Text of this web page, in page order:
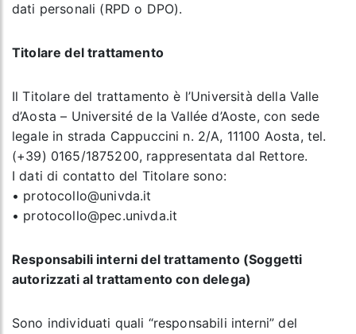
dati personali (RPD o DPO).
Titolare del trattamento
Il Titolare del trattamento è l’Università della Valle
d’Aosta – Université de la Vallée d’Aoste, con sede
legale in strada Cappuccini n. 2/A, 11100 Aosta, tel.
(+39) 0165/1875200, rappresentata dal Rettore.
I dati di contatto del Titolare sono:
• protocollo@univda.it
• protocollo@pec.univda.it
Responsabili interni del trattamento (Soggetti
autorizzati al trattamento con delega)
Sono individuati quali “responsabili interni” del